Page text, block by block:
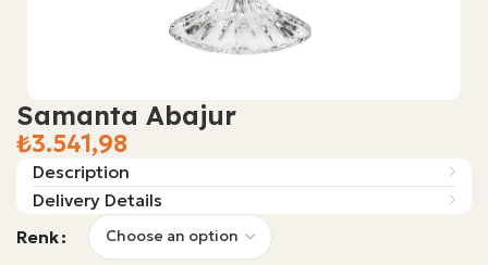
Samanta Abajur
₺
Description
Delivery Details
Renk